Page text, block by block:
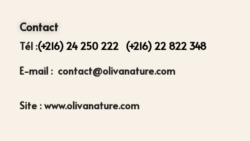
Contact
Tél :(+216) 24 250 222 (+216) 22 822 348
E-mail : contact@olivanature.com
Site : www.olivanature.com